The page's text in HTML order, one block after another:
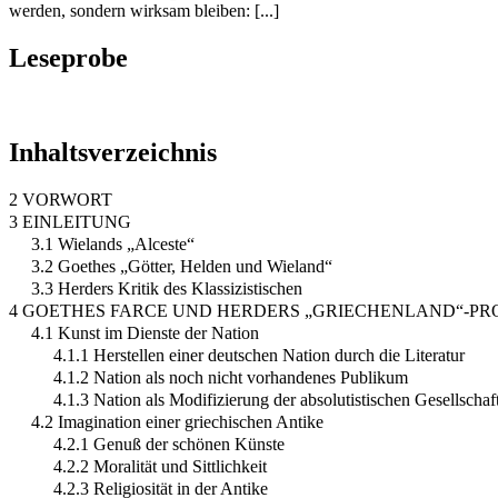
werden, sondern wirksam bleiben: [...]
Leseprobe
Inhaltsverzeichnis
2 VORWORT
3 EINLEITUNG
3.1 Wielands „Alceste“
3.2 Goethes „Götter, Helden und Wieland“
3.3 Herders Kritik des Klassizistischen
4 GOETHES FARCE UND HERDERS „GRIECHENLAND“-
4.1 Kunst im Dienste der Nation
4.1.1 Herstellen einer deutschen Nation durch die Literatur
4.1.2 Nation als noch nicht vorhandenes Publikum
4.1.3 Nation als Modifizierung der absolutistischen
4.2 Imagination einer griechischen Antike
4.2.1 Genuß der schönen Künste
4.2.2 Moralität und Sittlichkeit
4.2.3 Religiosität in der Antike